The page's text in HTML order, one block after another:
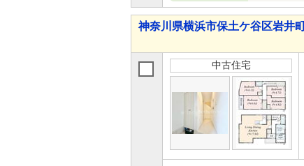
神奈川県横浜市保土ケ谷区岩井
中古住宅